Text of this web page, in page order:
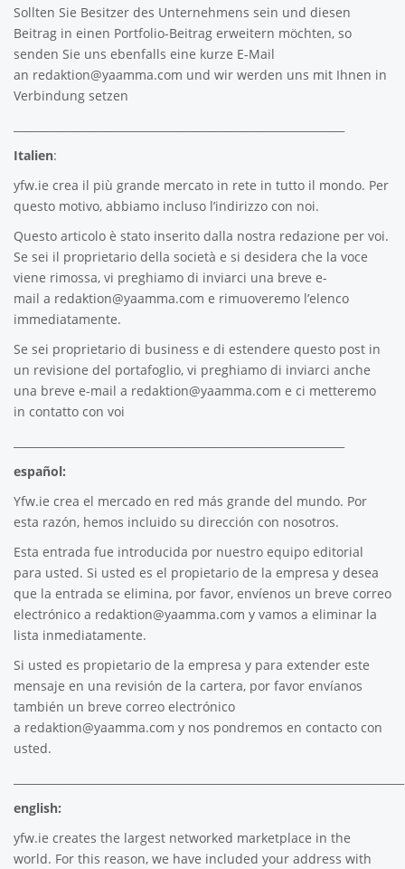
Sollten Sie Besitzer des Unternehmens sein und diesen
Beitrag in einen Portfolio-Beitrag erweitern möchten, so
senden Sie uns ebenfalls eine kurze E-Mail
an redaktion@yaamma.com und wir werden uns mit Ihnen in
Verbindung setzen
Italien:
yfw.ie crea il più grande mercato in rete in tutto il mondo. Per
questo motivo, abbiamo incluso l’indirizzo con noi.
Questo articolo è stato inserito dalla nostra redazione per voi.
Se sei il proprietario della società e si desidera che la voce
viene rimossa, vi preghiamo di inviarci una breve e-
mail a redaktion@yaamma.com e rimuoveremo l’elenco
immediatamente.
Se sei proprietario di business e di estendere questo post in
un revisione del portafoglio, vi preghiamo di inviarci anche
una breve e-mail a redaktion@yaamma.com e ci metteremo
in contatto con voi
español:
Yfw.ie crea el mercado en red más grande del mundo. Por
esta razón, hemos incluido su dirección con nosotros.
Esta entrada fue introducida por nuestro equipo editorial
para usted. Si usted es el propietario de la empresa y desea
que la entrada se elimina, por favor, envíenos un breve correo
electrónico a redaktion@yaamma.com y vamos a eliminar la
lista inmediatamente.
Si usted es propietario de la empresa y para extender este
mensaje en una revisión de la cartera, por favor envíanos
también un breve correo electrónico
a redaktion@yaamma.com y nos pondremos en contacto con
usted.
english:
yfw.ie creates the largest networked marketplace in the
world. For this reason, we have included your address with